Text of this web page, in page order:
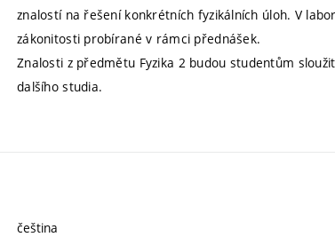
znalostí na řešení konkrétních fyzikálních úloh. V
zákonitosti probírané v rámci přednášek.
Znalosti z předmětu Fyzika 2 budou studentům
dalšího studia.
čeština